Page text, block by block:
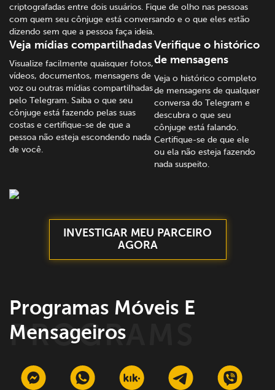
criptografadas entre dois usuários. Fique de olho nas pessoas
com quem seu cônjuge está conversando e o que eles estão
dizendo sem que a pessoa faça ideia.
Veja mídias compartilhadas
Visualize facilmente quaisquer fotos,
vídeos, documentos, mensagens de
voz ou outras mídias compartilhadas
pelo Telegram. Saiba o que seu
cônjuge está fazendo pelas suas
costas e certifique-se de que a
pessoa não esteja escondendo nada
de você.
Verifique o histórico
de mensagens
Veja o histórico completo
de mensagens de qualquer
conversa do Telegram e
descubra o que seu
cônjuge está falando.
Certifique-se de que ele
ou ela não esteja fazendo
nada suspeito.
INVESTIGAR MEU PARCEIRO
AGORA
Programas Móveis E
Mensageiros